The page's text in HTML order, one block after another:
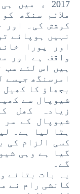
2017 ء
ملائم سنگھ
کوشش کی۔ اور
نہیں ہوپائے
اور پورا
واقف ہے اور
ہیں اس لئے سب
امرسنگھ جیسے
بجھاؤ کا
شیوپال سے
زیادہ کھل
شیوپال کے سر
ہٹا لیا ہے۔
کسی الزام کی
گیا ہے وہی
گے۔
یہ بات بتانے
کانشی رام نے